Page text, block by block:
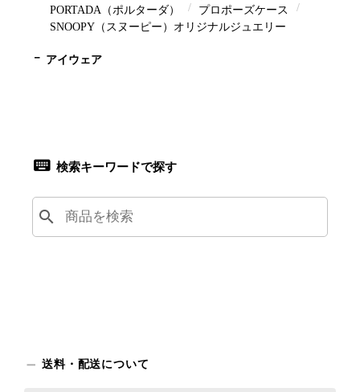
PORTADA（ポルターダ）
プロポーズケース
SNOOPY（スヌーピー）オリジナルジュエリー
アイウェア
検索キーワードで探す
search
送料・配送について